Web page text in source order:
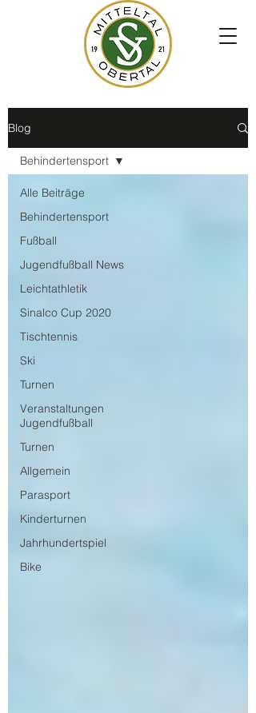
Blog
Alle Beiträge
Behindertensport
Fußball
Jugendfußball News
Leichtathletik
Sinalco Cup 2020
Tischtennis
Ski
Turnen
Veranstaltungen
Jugendfußball
Turnen
Allgemein
Parasport
Kinderturnen
Jahrhundertspiel
Bike
Behindertensport